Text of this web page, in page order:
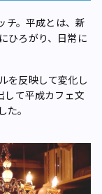
チ。平成とは、新
ひろがり、日常に
を反映して変化し
して平成カフェ文
。